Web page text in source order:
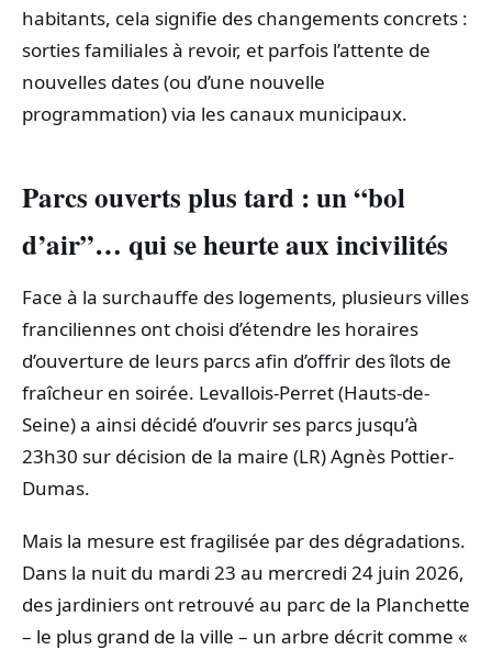
habitants, cela signifie des changements concrets :
sorties familiales à revoir, et parfois l’attente de
nouvelles dates (ou d’une nouvelle
programmation) via les canaux municipaux.
Parcs ouverts plus tard : un “bol
d’air”… qui se heurte aux incivilités
Face à la surchauffe des logements, plusieurs villes
franciliennes ont choisi d’étendre les horaires
d’ouverture de leurs parcs afin d’offrir des îlots de
fraîcheur en soirée. Levallois-Perret (Hauts-de-
Seine) a ainsi décidé d’ouvrir ses parcs jusqu’à
23h30 sur décision de la maire (LR) Agnès Pottier-
Dumas.
Mais la mesure est fragilisée par des dégradations.
Dans la nuit du mardi 23 au mercredi 24 juin 2026,
des jardiniers ont retrouvé au parc de la Planchette
– le plus grand de la ville – un arbre décrit comme «